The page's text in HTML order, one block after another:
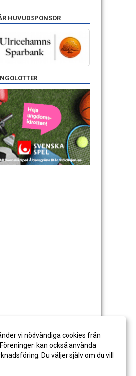
HUVUDSPONSOR
vi nödvändiga cookies från
kan också använda
Du väljer själv om du vill